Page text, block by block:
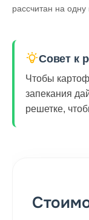
рассчитан на
Совет к
Чтобы
запекания
решетке,